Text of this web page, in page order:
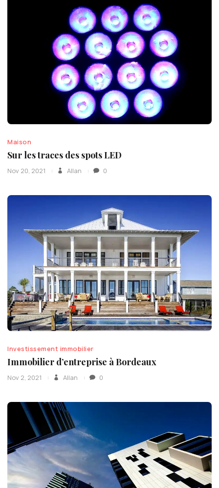
Maison
Sur les traces des spots LED
Nov 20, 2021 Allan 0
Investissement immobilier
Immobilier d’entreprise à Bordeaux
Nov 2, 2021 Allan 0